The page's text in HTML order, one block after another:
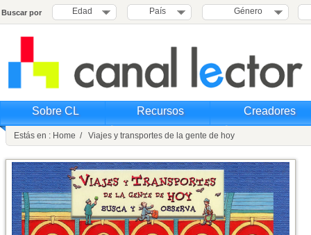
Buscar por Edad País Género
Sobre CL Recursos Creadores
Estás en : Home / Viajes y transportes de la gente de hoy